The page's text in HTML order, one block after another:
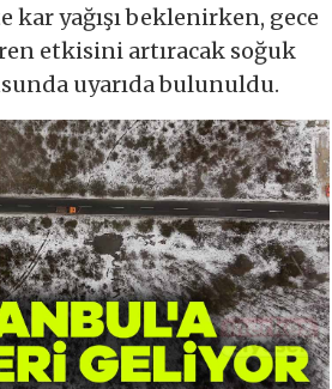
yağışı beklenirken, gece
etkisini artıracak soğuk
uyarıda bulunuldu.